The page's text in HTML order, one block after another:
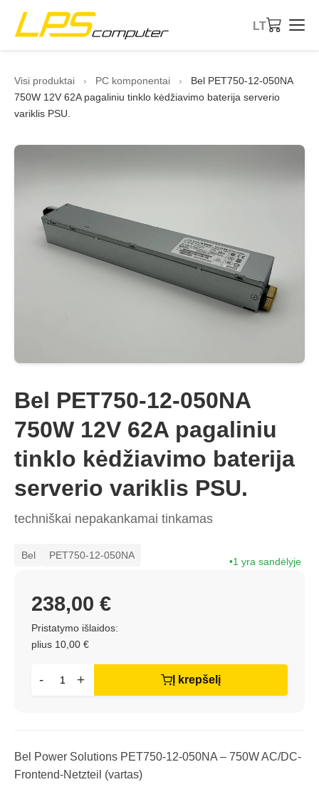
LT
Produktai
Paslaugos
eBay parduotuvė
Visi produktai › PC komponentai ›
Bel PET750-12-050NA
750W 12V 62A pagaliniu tinklo kėdžiavimo baterija serverio
variklis PSU.
Bel PET750-12-050NA
750W 12V 62A pagaliniu
tinklo kėdžiavimo baterija
serverio variklis PSU.
techniškai nepakankamai tinkamas
Bel PET750-12-050NA
1 yra sandėlyje
Pristatymo išlaidos:
plius 10,00 €
238,00 €
- + Į krepšelį
Bel Power Solutions PET750-12-050NA – 750W AC/DC-
Frontend-Netzteil (vartas)